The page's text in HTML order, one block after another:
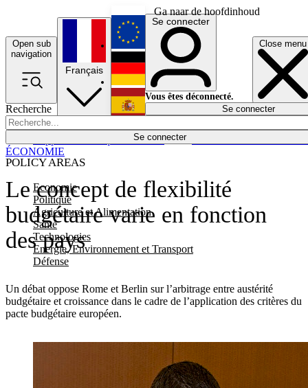
Ga naar de hoofdinhoud
Open sub
navigation
Close menu
Recherche
Se connecter
POLICY AREAS
Economie
Politique
Agriculture et Alimentation
Santé
Technologies
Energie, Environnement et Transport
Défense
Économie
Français
English
Deutsch
Español
Se connecter
Vous êtes déconnecté.
Se connecter
Le concept de flexibilité
budgétaire varie en fonction
des pays
Un débat oppose Rome et Berlin sur l’arbitrage entre austérité
budgétaire et croissance dans le cadre de l’application des critères du
pacte budgétaire européen.
ÉCONOMIE